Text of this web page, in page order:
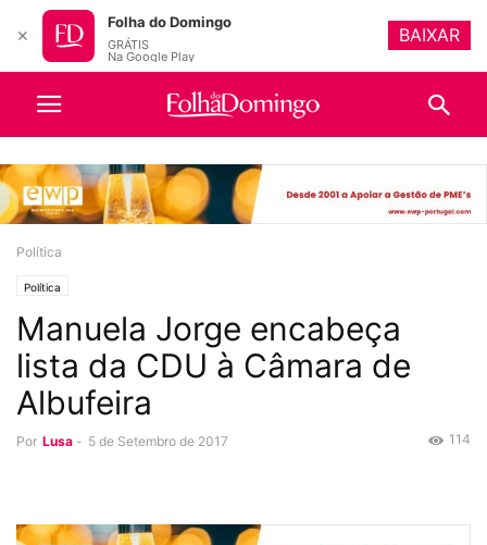
Política
Política
Manuela Jorge encabeça
lista da CDU à Câmara de
Albufeira
Por Lusa - 5 de Setembro de 2017 114
✕
Folha do Domingo
GRÁTIS
Na Google Play
BAIXAR